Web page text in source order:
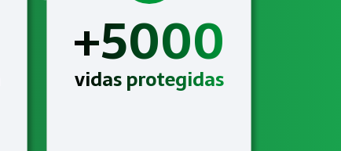
+5000
vidas protegidas